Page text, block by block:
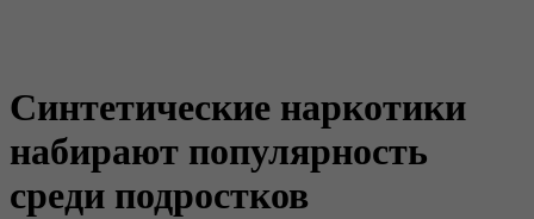
Синтетические наркотики
набирают популярность
среди подростков